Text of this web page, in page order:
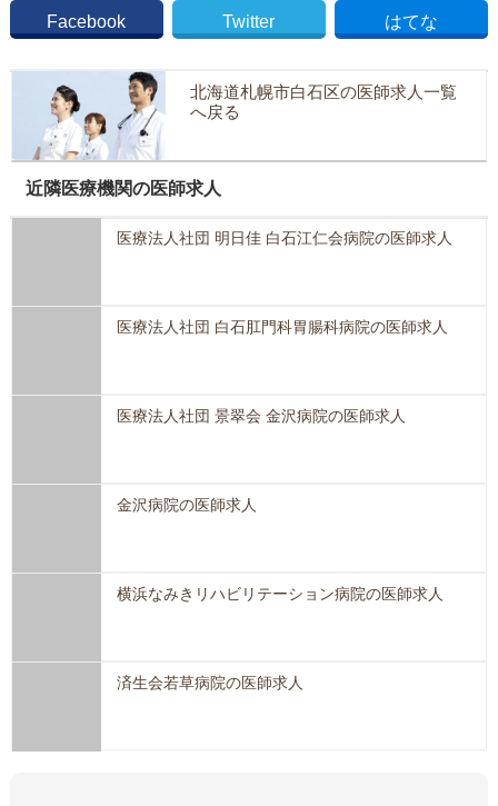
Facebook Twitter はてな
北海道札幌市白石区の医師求人一覧
へ戻る
近隣医療機関の医師求人
医療法人社団 明日佳 白石江仁会病院の医師求人
医療法人社団 白石肛門科胃腸科病院の医師求人
医療法人社団 景翠会 金沢病院の医師求人
金沢病院の医師求人
横浜なみきリハビリテーション病院の医師求人
済生会若草病院の医師求人